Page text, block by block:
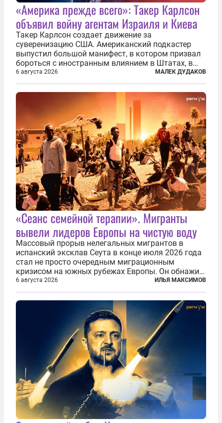
«Америка прежде всего»: Такер Карлсон
объявил войну агентам Израиля и Киева
Такер Карлсон создает движение за
суверенизацию США. Американский подкастер
выпустил большой манифест, в котором призвал
бороться с иностранным влиянием в Штатах, в
первую очередь имея в виду Израиль. А также
прекратить заморские войны, выплатить
репарации Ирану, остановить прием мигрантов...
6 августа 2026 МАЛЕК ДУДАКОВ
«Сеанс семейной терапии». Мигранты
вывели лидеров Европы на чистую воду
Массовый прорыв нелегальных мигрантов в
испанский эксклав Сеута в конце июля 2026 года
стал не просто очередным миграционным
кризисом на южных рубежах Европы. Он обнажил
фундаментальный раскол внутри Евросоюза,
продемонстрировав, что десятилетиями
выстраивавшаяся миграционная политика ЕС
6 августа 2026 ИЛЬЯ МАКСИМОВ